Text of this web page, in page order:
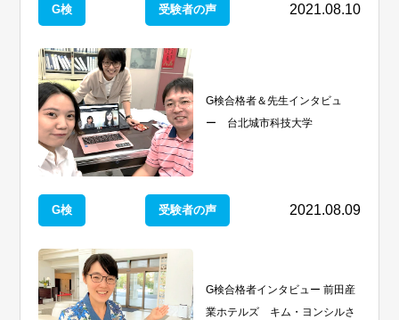
G検 受験者の声 2021.08.10
G検合格者＆先生インタビュ
ー 台北城市科技大学
G検 受験者の声 2021.08.09
G検合格者インタビュー 前田産
業ホテルズ キム・ヨンシルさ